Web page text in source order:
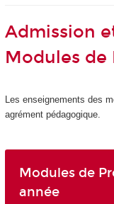
Admission
Modules de
Les enseignements des
agrémentpédagogique.
Modules de
année